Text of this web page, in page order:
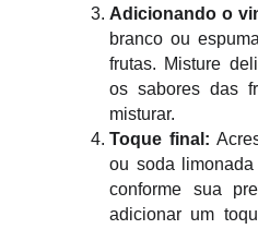
Adicionando o
branco ou
frutas. Misture
os sabores das
misturar.
Toque final:
ou soda
conforme sua
adicionar um